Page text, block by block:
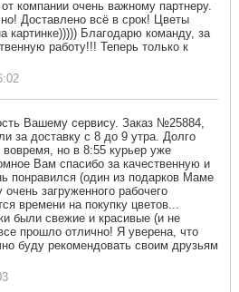
компании очень важному партнеру.
Доставлено всё в срок! Цветы
картинке))))) Благодарю команду, за
работу!!! Теперь только к
Вашему сервису. Заказ №25884,
за доставку с 8 до 9 утра. Долго
но в 8:55 курьер уже
Вам спасибо за качественную и
понравился (один из подарков Маме
загруженного рабочего
времени на покупку цветов...
были свежие и красивые (и не
прошло отлично! Я уверена, что
буду рекомендовать своим друзьям